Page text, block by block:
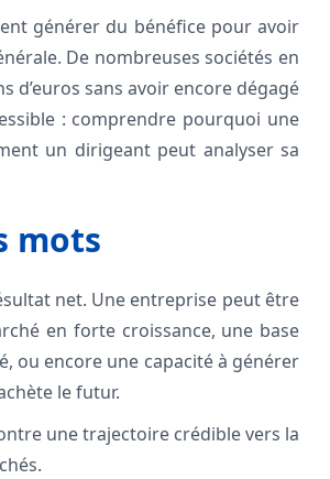
générer du bénéfice pour avoir
De nombreuses sociétés en
d’euros sans avoir encore dégagé
: comprendre pourquoi une
un dirigeant peut analyser sa
mots
net. Une entreprise peut être
en forte croissance, une base
ou encore une capacité à générer
le futur.
une trajectoire crédible vers la